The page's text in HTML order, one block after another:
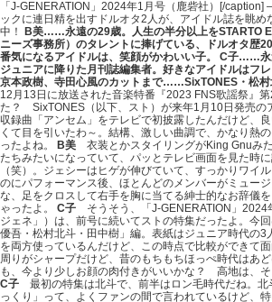
「J-GENERATION」2024年1月号（鹿砦社）[/
ックに連日精を出すドルオタ2人が、アイドル誌を眺め
中！
B美……永遠の29歳。人生の半分以上をSTARTO
ニーズ事務所）のタレントに捧げている、ドルオタ歴
番気になるアイドルは、笑顔がかわいい子。
C子……永
ジュニアに降りた月刊誌編集者。好きなアイドルはフレ
京本政樹、寺田心風のカットまで……SixTONES・松村
12月13日に放送された音楽特番『2023 FNS歌謡祭』
た？ SixTONES（以下、スト）が来年1月10日発売の
収録曲「アンセム」をテレビで初披露したんだけど、
くて目を引いたわ～。結構、激しい曲調で、かなり熱
ったよね。
B美 衣装とかスタイリングがKing Gnuみ
たちみたいになっていて、パッとテレビ画面を見た時
（笑）。ジェシーはヒゲが伸びていて、すっかりワイ
のにパフォーマンス後、ほとんどのメンバーがミュー
な、足をクロスして右手を胸に当てる紳士的なお辞儀
ゃったよ。 C子 そうそう、「J-GENERATION」2024
ジェネ」）は、前号に続いてストの特集だったよ。今
優吾・松村北斗・田中樹」編。表紙はジュニア時代の3
を両方使っているんだけど、この時点で比較ができて面
周りがシャープだけど、昔のもちもちほっぺ時代はあ
も、今より少しお顔の肉付きがいいかな？ 高地は、そ
C子 最初の特集は北斗で、前半はロン毛時代だね。北
っくり」って、よくファンの間で言われているけど、